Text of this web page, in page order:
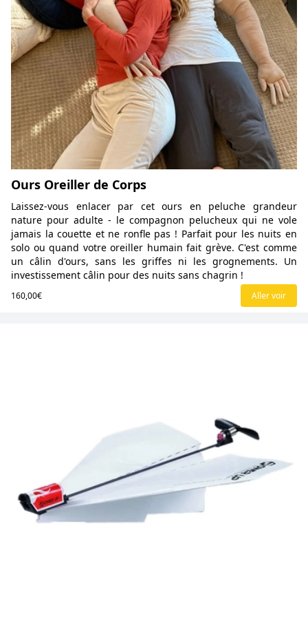
Ours Oreiller de Corps
Laissez-vous enlacer par cet ours en peluche grandeur
nature pour adulte - le compagnon pelucheux qui ne vole
jamais la couette et ne ronfle pas ! Parfait pour les nuits en
solo ou quand votre oreiller humain fait grève. C'est comme
un câlin d'ours, sans les griffes ni les grognements. Un
investissement câlin pour des nuits sans chagrin !
160,00€ Aller voir